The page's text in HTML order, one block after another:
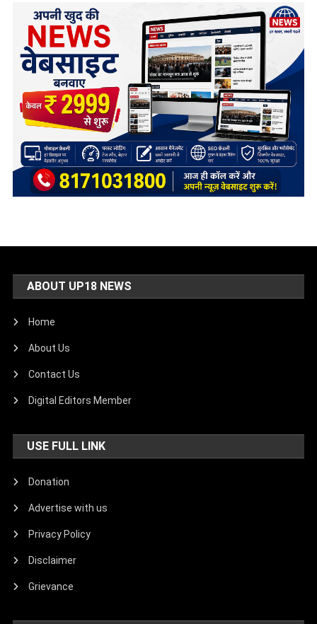
ABOUT UP18 NEWS
Home
About Us
Contact Us
Digital Editors Member
USE FULL LINK
Donation
Advertise with us
Privacy Policy
Disclaimer
Grievance